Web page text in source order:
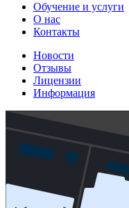
Обучение и услуги
О нас
Контакты
Новости
Отзывы
Лицензии
Информация